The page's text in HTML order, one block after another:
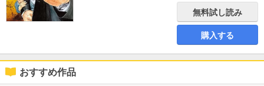
無料試し読み
購入する
おすすめ作品